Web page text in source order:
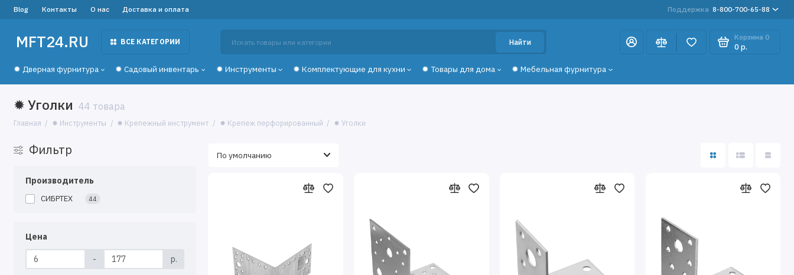
Blog Контакты О нас Доставка и оплата Поддержка 8-800-700-65-88
MFT24.RU ВСЕ КАТЕГОРИИ Найти
Корзина 0
0 р.
✹ Дверная фурнитура ✹ Садовый инвентарь ✹ Инструменты ✹ Комплектующие для кухни ✹ Товары для дома ✹ Мебельная фурнитура
✹ Уголки 44 товара
Главная ✹ Инструменты ✹ Крепежный инструмент ✹ Крепеж перфорированный ✹ Уголки
Фильтр
Производитель
СИБРТЕХ 44
Цена
- р.